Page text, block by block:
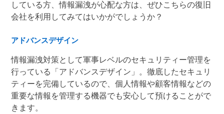
している方、情報漏洩が心配な方は、ぜひこちらの復旧
会社を利用してみてはいかがでしょうか？
アドバンスデザイン
情報漏洩対策として軍事レベルのセキュリティー管理を
行っている「アドバンスデザイン」。徹底したセキュリ
ティーを完備しているので、個人情報や顧客情報などの
重要な情報を管理する機器でも安心して預けることがで
きます。